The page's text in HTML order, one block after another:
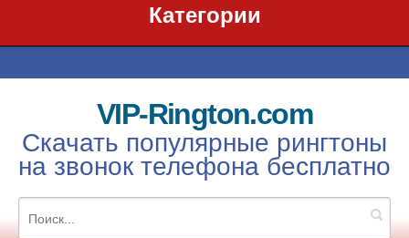
Категории
VIP-Rington.com
Скачать популярные рингтоны
на звонок телефона бесплатно